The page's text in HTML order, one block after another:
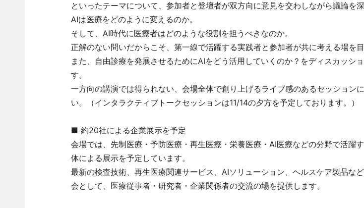
といったテーマについて、参加者と登壇者が双方向に意見を交わしながら議論を深
AIは医療をどのように変えるのか。
そして、AI時代に医療者はどのような役割を担うべきなのか。
正解のない問いだからこそ、第一線で活躍する実践者と参加者が共に考える場を目
また、自由診療を発展させるためにAIをどう活用していくのか？をディスカッシ
す。
一方向の講演では得られない、会場全体で創り上げるライブ感のあるセッション
い。（インタラクティブトークセッションは11/14の夕方を予定しております。）
■ 約20社による企業展示を予定
会場では、先制医療・予防医療・再生医療・栄養医療・AI医療などの分野で活躍
体による展示を予定しています。
最新の検査技術、再生医療関連サービス、AIソリューション、ヘルスケア製品な
会として、医療従事者・研究者・企業関係者の交流の場を提供します。